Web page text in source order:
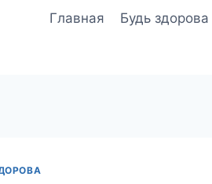
Главная Будь здорова